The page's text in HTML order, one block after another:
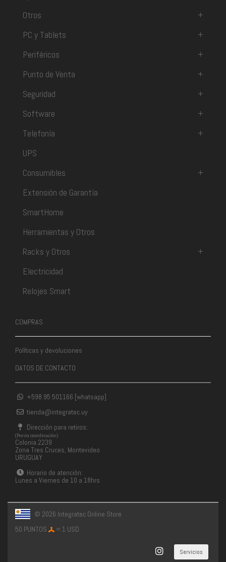
Otros
+
PC y Tablets
+
Periféricos
+
Punto de Venta
+
Seguridad
+
Software
+
Telefonía
+
UPS
Consumibles
+
Extensión de Garantía
SmartHome
Herramientas y Otros
Racks y Otros
+
Electricidad
Relojes Smart
COMPRAS
Políticas y devoluciones
DATOS DE CONTACTO
+598 95 501166 [whatsapp]
tienda@integratec.uy
Dirección para retiros:
(Previa coordinación)
Colonia 2239
Zona Tres Cruces, Montevideo
URUGUAY
Horario de atención:
Lunes a Viernes de 10 a 18hrs
© 2026 Integratec Online Store
50 PUNTOS
= 1 USD
Servicios